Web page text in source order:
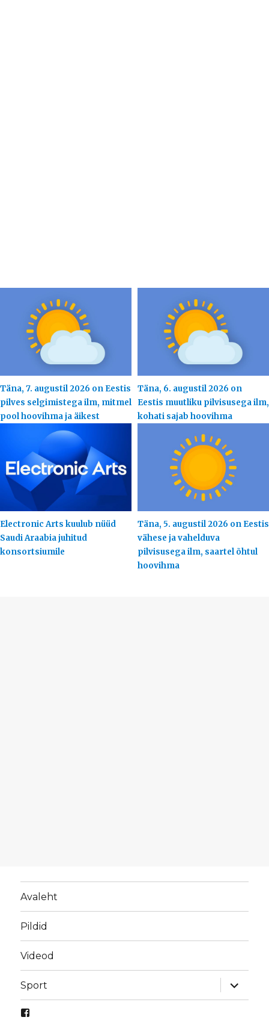
Täna, 7. augustil 2026 on Eestis
pilves selgimistega ilm, mitmel
pool hoovihma ja äikest
Täna, 6. augustil 2026 on
Eestis muutliku pilvisusega ilm,
kohati sajab hoovihma
Electronic Arts kuulub nüüd
Saudi Araabia juhitud
konsortsiumile
Täna, 5. augustil 2026 on Eestis
vähese ja vahelduva
pilvisusega ilm, saartel õhtul
hoovihma
Avaleht
Pildid
Videod
Sport
laienda